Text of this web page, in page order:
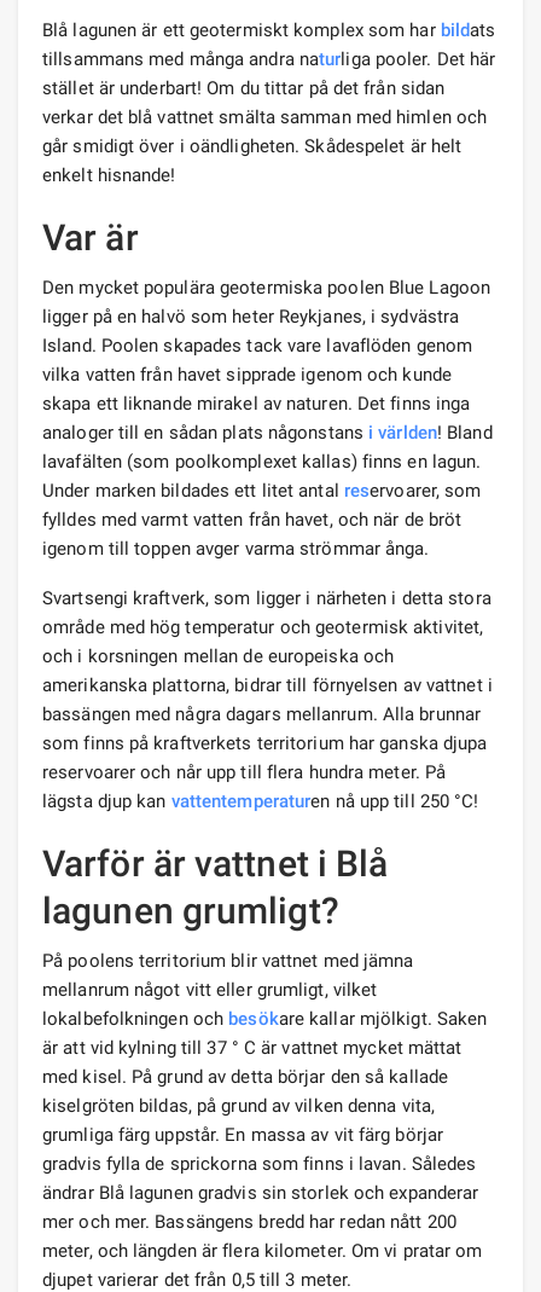
Blå lagunen är ett geotermiskt komplex som har bildats
tillsammans med många andra naturliga pooler. Det här
stället är underbart! Om du tittar på det från sidan
verkar det blå vattnet smälta samman med himlen och
går smidigt över i oändligheten. Skådespelet är helt
enkelt hisnande!
Var är
Den mycket populära geotermiska poolen Blue Lagoon
ligger på en halvö som heter Reykjanes, i sydvästra
Island. Poolen skapades tack vare lavaflöden genom
vilka vatten från havet sipprade igenom och kunde
skapa ett liknande mirakel av naturen. Det finns inga
analoger till en sådan plats någonstans i världen! Bland
lavafälten (som poolkomplexet kallas) finns en lagun.
Under marken bildades ett litet antal reservoarer, som
fylldes med varmt vatten från havet, och när de bröt
igenom till toppen avger varma strömmar ånga.
Svartsengi kraftverk, som ligger i närheten i detta stora
område med hög temperatur och geotermisk aktivitet,
och i korsningen mellan de europeiska och
amerikanska plattorna, bidrar till förnyelsen av vattnet i
bassängen med några dagars mellanrum. Alla brunnar
som finns på kraftverkets territorium har ganska djupa
reservoarer och når upp till flera hundra meter. På
lägsta djup kan vattentemperaturen nå upp till 250 °C!
Varför är vattnet i Blå
lagunen grumligt?
På poolens territorium blir vattnet med jämna
mellanrum något vitt eller grumligt, vilket
lokalbefolkningen och besökare kallar mjölkigt. Saken
är att vid kylning till 37 ° C är vattnet mycket mättat
med kisel. På grund av detta börjar den så kallade
kiselgröten bildas, på grund av vilken denna vita,
grumliga färg uppstår. En massa av vit färg börjar
gradvis fylla de sprickorna som finns i lavan. Således
ändrar Blå lagunen gradvis sin storlek och expanderar
mer och mer. Bassängens bredd har redan nått 200
meter, och längden är flera kilometer. Om vi ​​pratar om
djupet varierar det från 0,5 till 3 meter.